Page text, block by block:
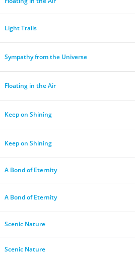
Light Trails
Sympathy from the Universe
Floating in the Air
Keep on Shining
Keep on Shining
A Bond of Eternity
A Bond of Eternity
Scenic Nature
Scenic Nature